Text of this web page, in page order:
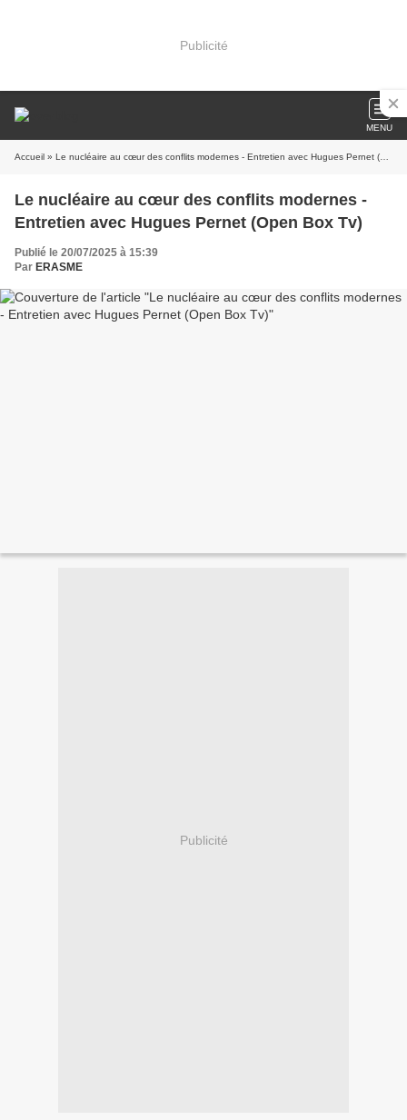
Publicité
MENU
Accueil » Le nucléaire au cœur des conflits modernes - Entretien avec Hugues Pernet (Open Box Tv)
Le nucléaire au cœur des conflits modernes -
Entretien avec Hugues Pernet (Open Box Tv)
Publié le 20/07/2025 à 15:39
Par ERASME
Publicité